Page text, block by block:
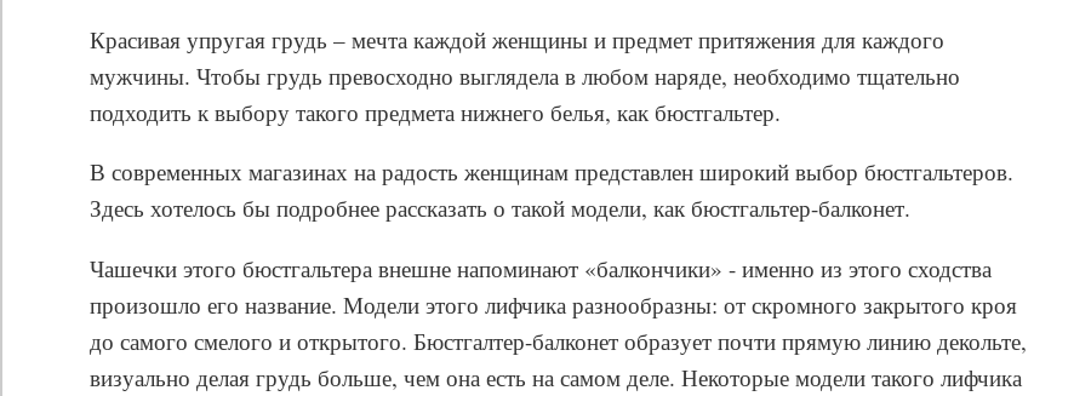
Красивая упругая грудь – мечта каждой женщины и предмет притяжения для каждого
мужчины. Чтобы грудь превосходно выглядела в любом наряде, необходимо тщательно
подходить к выбору такого предмета нижнего белья, как бюстгальтер.
В современных магазинах на радость женщинам представлен широкий выбор бюстгальтеров.
Здесь хотелось бы подробнее рассказать о такой модели, как бюстгальтер-балконет.
Чашечки этого бюстгальтера внешне напоминают «балкончики» - именно из этого сходства
произошло его название. Модели этого лифчика разнообразны: от скромного закрытого кроя
до самого смелого и открытого. Бюстгалтер-балконет образует почти прямую линию декольте,
визуально делая грудь больше, чем она есть на самом деле. Некоторые модели такого лифчика